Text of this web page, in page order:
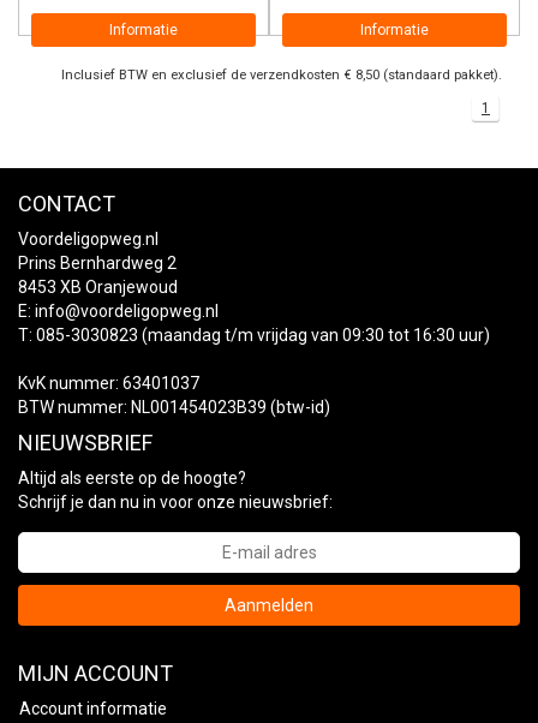
Informatie Informatie
Inclusief BTW en exclusief de verzendkosten € 8,50 (standaard pakket).
1
CONTACT
Voordeligopweg.nl
Prins Bernhardweg 2
8453 XB Oranjewoud
E: info@voordeligopweg.nl
T: 085-3030823 (maandag t/m vrijdag van 09:30 tot 16:30 uur)
KvK nummer: 63401037
BTW nummer: NL001454023B39 (btw-id)
NIEUWSBRIEF
Altijd als eerste op de hoogte?
Schrijf je dan nu in voor onze nieuwsbrief:
Aanmelden
MIJN ACCOUNT
Account informatie